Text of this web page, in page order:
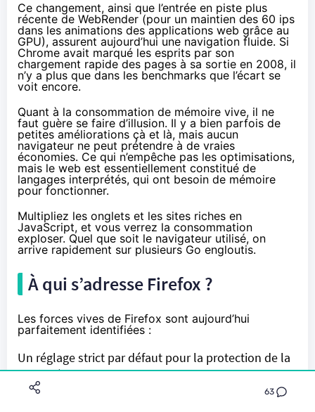
Ce changement, ainsi que l’entrée en piste plus
récente de WebRender(pour un maintien des 60 ips
dans les animations des applications web grâce au
GPU), assurent aujourd’hui une navigation fluide. Si
Chrome avait marqué les esprits par son
chargement rapide des pages à sa sortie en 2008, il
n’y a plus que dans les benchmarks que l’écart se
voit encore.
Quant à la consommation de mémoire vive, il ne
faut guère se faire d’illusion. Il y a bien parfois de
petites améliorations çà et là, mais aucun
navigateur ne peut prétendre à de vraies
économies. Ce qui n’empêche pas les optimisations,
mais le web est essentiellement constitué de
langages interprétés, qui ont besoin de mémoire
pour fonctionner.
Multipliez les onglets et les sites riches en
JavaScript, et vous verrez la consommation
exploser. Quel que soit le navigateur utilisé, on
arrive rapidement sur plusieurs Go engloutis.
À qui s’adresse Firefox ?
Les forces vives de Firefox sont aujourd’hui
parfaitement identifiées :
Un réglage strict par défaut pour la protection de la
vie privée
Une indépendance des plateformes et services63